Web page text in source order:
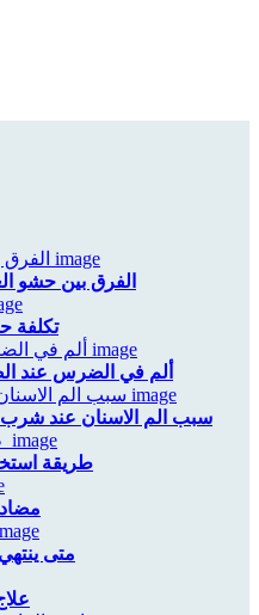
الفرق بين حشو
تكلفة
ألم في الضرس عند
سبب الم الاسنان عند شرب
طريقة
متى